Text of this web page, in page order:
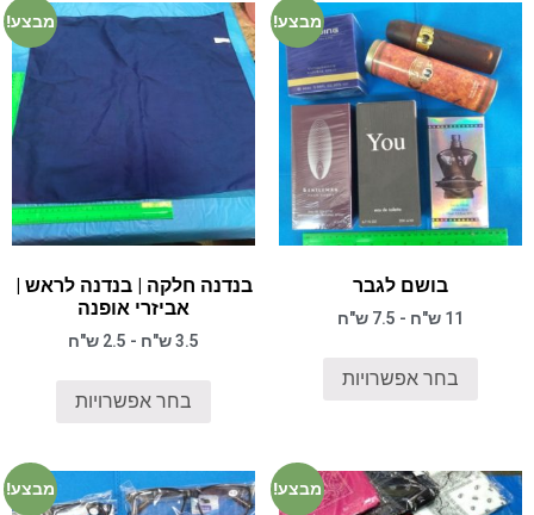
מבצע!
בושם לגבר
11 ש"ח - 7.5 ש"ח
בחר אפשרויות
מבצע!
בנדנה חלקה | בנדנה לראש |
אביזרי אופנה
3.5 ש"ח - 2.5 ש"ח
בחר אפשרויות
מבצע! מבצע!